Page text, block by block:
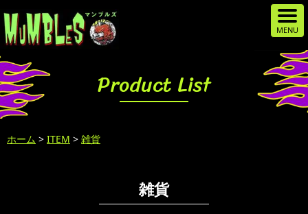
Product List
ホーム > ITEM > 雑貨
雑貨